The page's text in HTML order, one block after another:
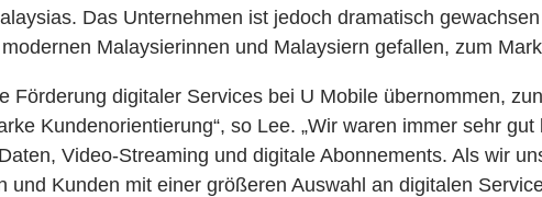
Das Unternehmen ist jedoch dramatisch
Malaysierinnen und Malaysiern gefallen, zum
digitaler Services bei U Mobile übernommen,
Kundenorientierung“, so Lee. „Wir waren immer sehr
Video-Streaming und digitale Abonnements. Als wir
Kunden mit einer größeren Auswahl an digitalen